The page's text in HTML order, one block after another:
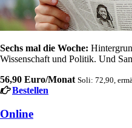
Sechs mal die Woche:
Wissenschaft und Politik. Und
56,90 Euro/Monat Soli: 72,90,
Bestellen
Online